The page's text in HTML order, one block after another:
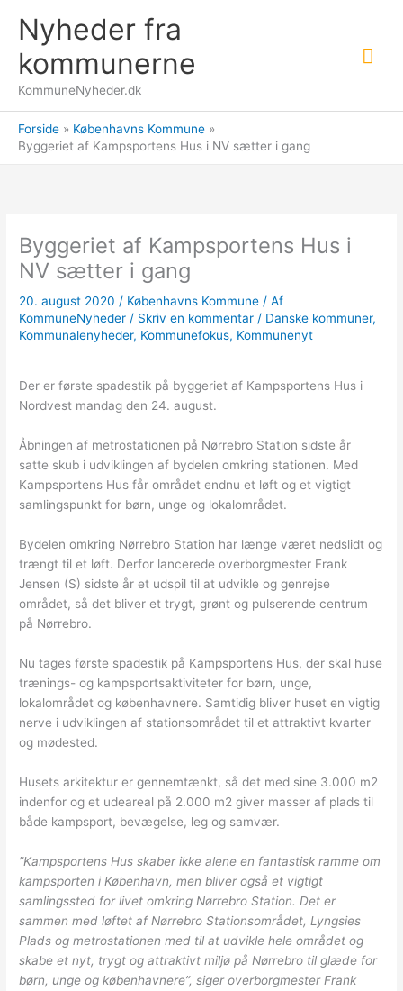
indholdet
Nyheder fra
kommunerne
KommuneNyheder.dk
Forside
Københavns Kommune
Byggeriet af Kampsportens Hus i NV sætter i gang
Byggeriet af Kampsportens Hus i
NV sætter i gang
20. august 2020 / Københavns Kommune / Af
KommuneNyheder / Skriv en kommentar / Danske kommuner,
Kommunalenyheder, Kommunefokus, Kommunenyt
Der er første spadestik på byggeriet af Kampsportens Hus i
Nordvest mandag den 24. august.
Åbningen af metrostationen på Nørrebro Station sidste år
satte skub i udviklingen af bydelen omkring stationen. Med
Kampsportens Hus får området endnu et løft og et vigtigt
samlingspunkt for børn, unge og lokalområdet.
Bydelen omkring Nørrebro Station har længe været nedslidt og
trængt til et løft. Derfor lancerede overborgmester Frank
Jensen (S) sidste år et udspil til at udvikle og genrejse
området, så det bliver et trygt, grønt og pulserende centrum
på Nørrebro.
Nu tages første spadestik på Kampsportens Hus, der skal huse
trænings- og kampsportsaktiviteter for børn, unge,
lokalområdet og københavnere. Samtidig bliver huset en vigtig
nerve i udviklingen af stationsområdet til et attraktivt kvarter
og mødested.
Husets arkitektur er gennemtænkt, så det med sine 3.000 m2
indenfor og et udeareal på 2.000 m2 giver masser af plads til
både kampsport, bevægelse, leg og samvær.
”Kampsportens Hus skaber ikke alene en fantastisk ramme om
kampsporten i København, men bliver også et vigtigt
samlingssted for livet omkring Nørrebro Station. Det er
sammen med løftet af Nørrebro Stationsområdet, Lyngsies
Plads og metrostationen med til at udvikle hele området og
skabe et nyt, trygt og attraktivt miljø på Nørrebro til glæde for
børn, unge og københavnere”, siger overborgmester Frank